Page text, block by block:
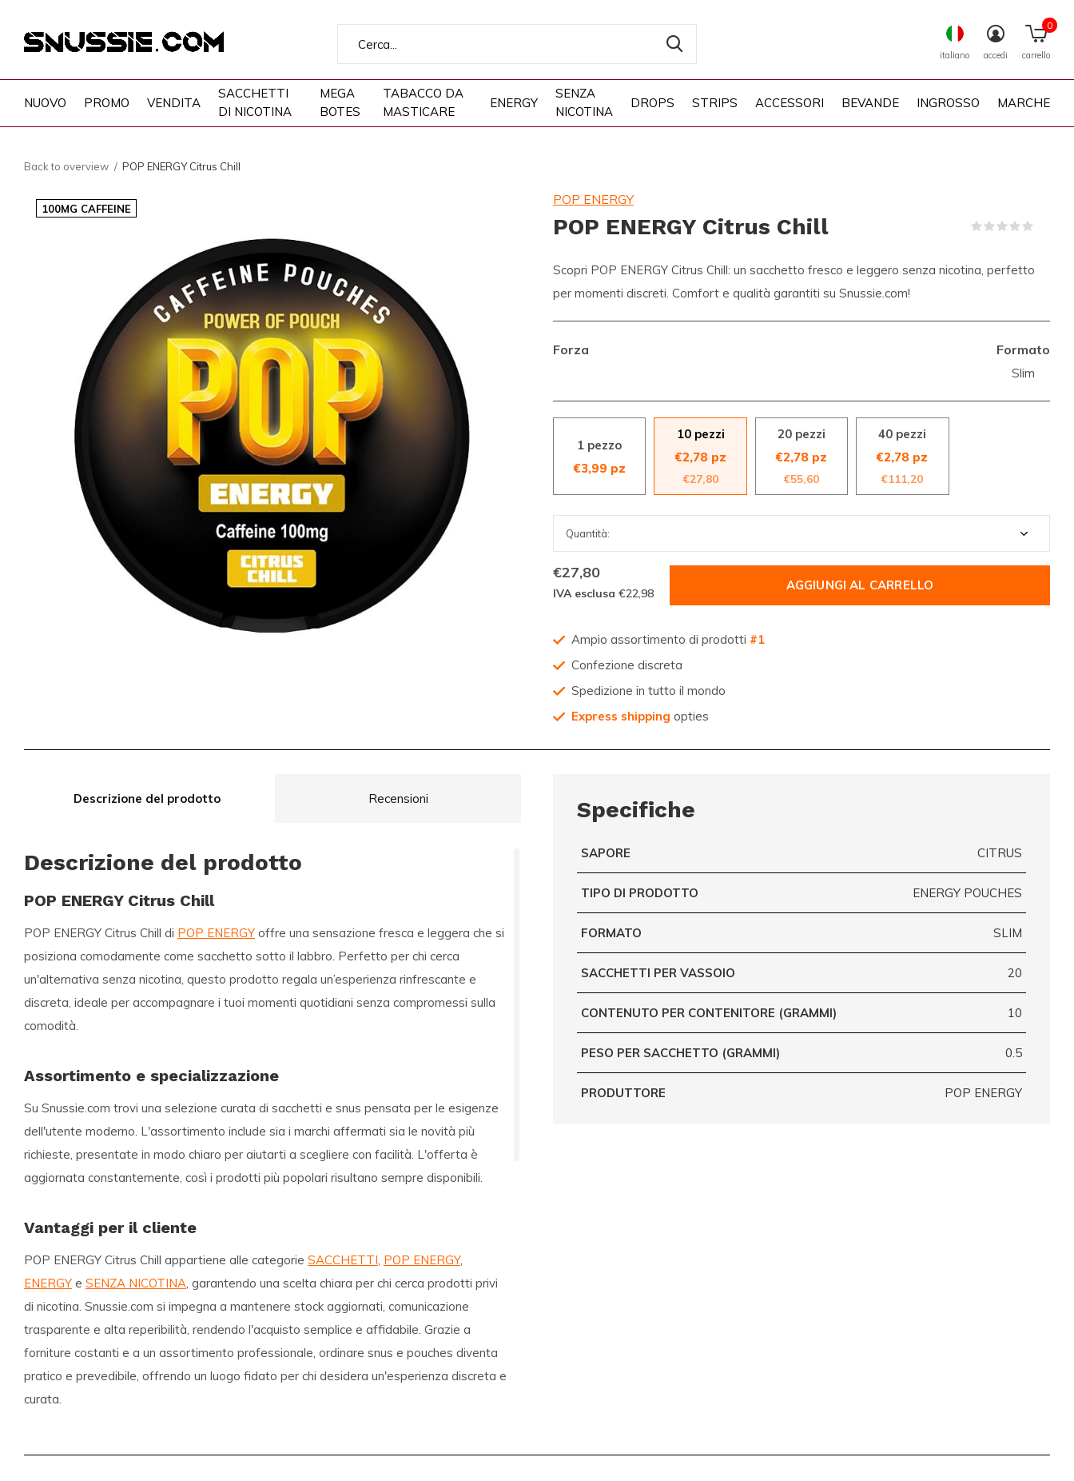
NUOVO PROMO VENDITA
SACCHETTI
DI NICOTINA
MEGA
BOTES
TABACCO DA
MASTICARE
ENERGY
SENZA
NICOTINA
DROPS STRIPS ACCESSORI BEVANDE INGROSSO MARCHE
italiano accedi carrello
0
Back to overview POP ENERGY Citrus Chill
100MG CAFFEINE
POP ENERGY
POP ENERGY Citrus Chill
Scopri POP ENERGY Citrus Chill: un sacchetto fresco e leggero senza nicotina, perfetto
per momenti discreti. Comfort e qualità garantiti su Snussie.com!
Forza Formato
Slim
1 pezzo
€3,99 pz
10 pezzi
€2,78 pz
€27,80
20 pezzi
€2,78 pz
€55,60
40 pezzi
€2,78 pz
€111,20
€27,80
IVA esclusa €22,98
AGGIUNGI AL CARRELLO
Ampio assortimento di prodotti #1
Confezione discreta
Spedizione in tutto il mondo
Express shipping opties
Descrizione del prodotto Recensioni
Descrizione del prodotto
POP ENERGY Citrus Chill
POP ENERGY Citrus Chill di POP ENERGY offre una sensazione fresca e leggera che si
posiziona comodamente come sacchetto sotto il labbro. Perfetto per chi cerca
un'alternativa senza nicotina, questo prodotto regala un’esperienza rinfrescante e
discreta, ideale per accompagnare i tuoi momenti quotidiani senza compromessi sulla
comodità.
Assortimento e specializzazione
Su Snussie.com trovi una selezione curata di sacchetti e snus pensata per le esigenze
dell'utente moderno. L'assortimento include sia i marchi affermati sia le novità più
richieste, presentate in modo chiaro per aiutarti a scegliere con facilità. L'offerta è
aggiornata constantemente, così i prodotti più popolari risultano sempre disponibili.
Vantaggi per il cliente
POP ENERGY Citrus Chill appartiene alle categorie SACCHETTI, POP ENERGY,
ENERGY e SENZA NICOTINA, garantendo una scelta chiara per chi cerca prodotti privi
di nicotina. Snussie.com si impegna a mantenere stock aggiornati, comunicazione
trasparente e alta reperibilità, rendendo l'acquisto semplice e affidabile. Grazie a
forniture costanti e a un assortimento professionale, ordinare snus e pouches diventa
pratico e prevedibile, offrendo un luogo fidato per chi desidera un'esperienza discreta e
curata.
Specifiche
SAPORE CITRUS
TIPO DI PRODOTTO ENERGY POUCHES
FORMATO SLIM
SACCHETTI PER VASSOIO 20
CONTENUTO PER CONTENITORE (GRAMMI) 10
PESO PER SACCHETTO (GRAMMI) 0.5
PRODUTTORE POP ENERGY